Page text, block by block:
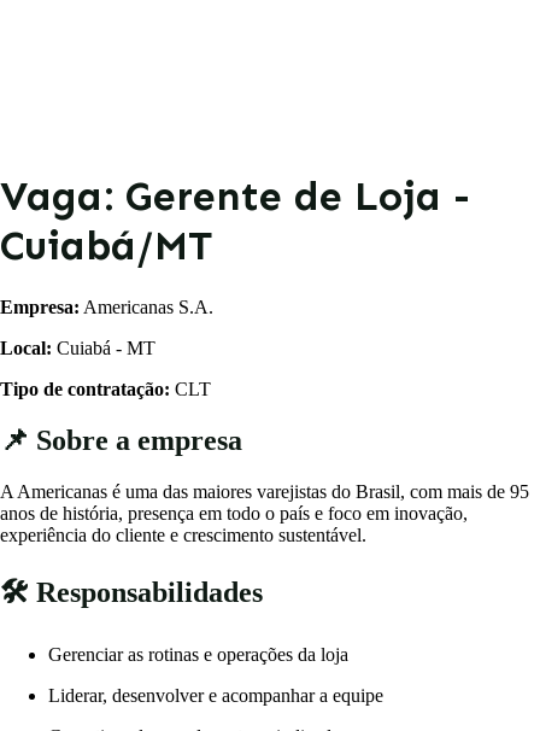
Vaga: Gerente de Loja -
Cuiabá/MT
Empresa: Americanas S.A.
Local: Cuiabá - MT
Tipo de contratação: CLT
📌 Sobre a empresa
A Americanas é uma das maiores varejistas do Brasil, com mais de 95
anos de história, presença em todo o país e foco em inovação,
experiência do cliente e crescimento sustentável.
🛠️ Responsabilidades
Gerenciar as rotinas e operações da loja
Liderar, desenvolver e acompanhar a equipe